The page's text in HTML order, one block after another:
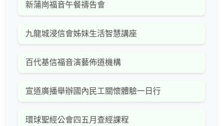
新蒲崗福音午餐禱告會
九龍城浸信會姊妹生活智慧講座
百代基信福音演藝佈道機構
宣道廣播舉辦國內民工關懷體驗一日行
環球聖經公會四五月查經課程